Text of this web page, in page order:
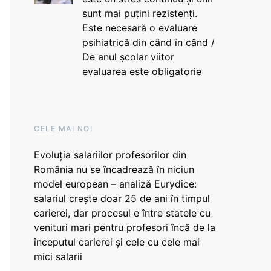
sunt mai puțini rezistenți.
Este necesară o evaluare
psihiatrică din când în când /
De anul școlar viitor
evaluarea este obligatorie
CELE MAI NOI
Evoluția salariilor profesorilor din
România nu se încadrează în niciun
model european – analiză Eurydice:
salariul crește doar 25 de ani în timpul
carierei, dar procesul e între statele cu
venituri mari pentru profesori încă de la
începutul carierei și cele cu cele mai
mici salarii